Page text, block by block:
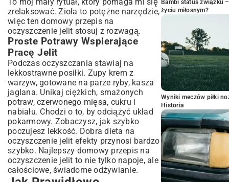
zrelaksować. Zioła to potężne narzędzie,
więc ten domowy przepis na
oczyszczenie jelit stosuj z rozwagą.
Proste Potrawy Wspierające
Pracę Jelit
Podczas oczyszczania stawiaj na
lekkostrawne posiłki. Zupy krem z
warzyw, gotowane na parze ryby, kasza
jaglana. Unikaj ciężkich, smażonych
potraw, czerwonego mięsa, cukru i
nabiału. Chodzi o to, by odciążyć układ
pokarmowy. Zobaczysz, jak szybko
poczujesz lekkość. Dobra dieta na
oczyszczenie jelit efekty przynosi bardzo
szybko. Najlepszy domowy przepis na
oczyszczenie jelit to nie tylko napoje, ale
całościowe, świadome odżywianie.
Bambi status związku
życiu miłosnym?
Wyniki meczów piłki
Historia